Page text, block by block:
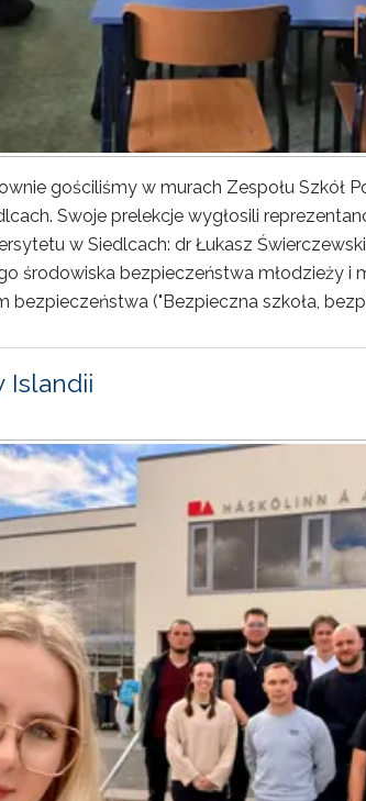
gościliśmy w murach Zespołu Szkół
Swoje prelekcje wygłosili
w Siedlcach: dr Łukasz
środowiska bezpieczeństwa młodzieży i
bezpieczeństwa ("Bezpieczna szkoła,
Islandii